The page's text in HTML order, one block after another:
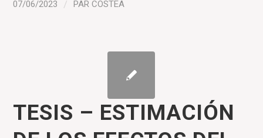
07/06/2023 / PARCOSTEA
TESIS – ESTIMACIÓN